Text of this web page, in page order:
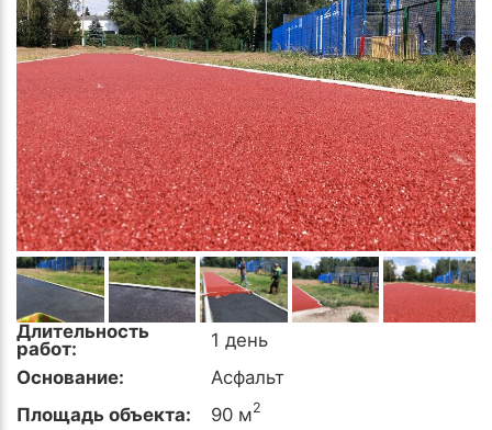
Длительность
работ:
1 день
Основание:
Асфальт
Площадь объекта:
90 м2